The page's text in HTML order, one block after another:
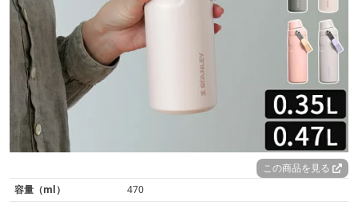
この商品を見る
容量（ml）
470